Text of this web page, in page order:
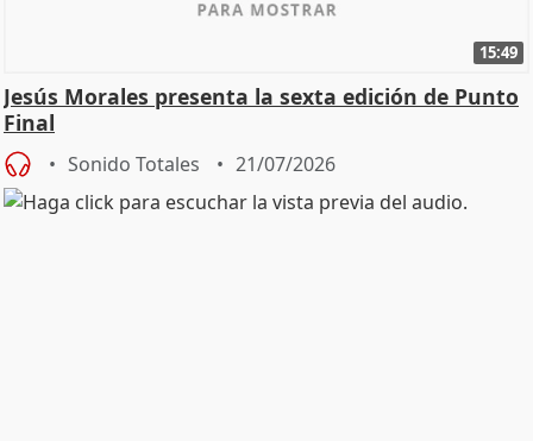
15:49
Jesús Morales presenta la sexta edición de Punto
Final
Sonido Totales 21/07/2026